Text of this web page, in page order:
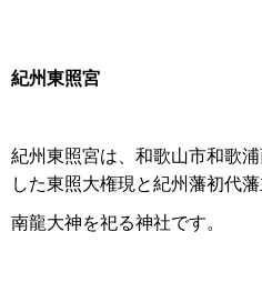
紀州東照宮
紀州東照宮は、和歌山市和歌
した東照大権現と紀州藩初代
南龍大神を祀る神社です。